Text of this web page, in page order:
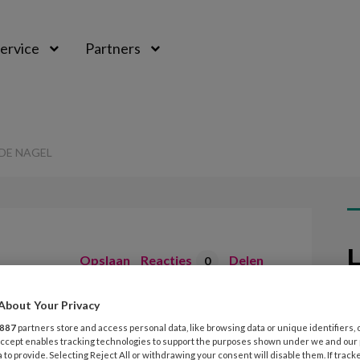
Partners
NAGEL
Opslaan Reacties 0 Delen
nagel
Your Privacy
887 partners store and access personal data, like browsing data or unique identifiers,
enables tracking technologies to support the purposes shown under we and
to provide. Selecting Reject All or withdrawing your consent will disable them. If